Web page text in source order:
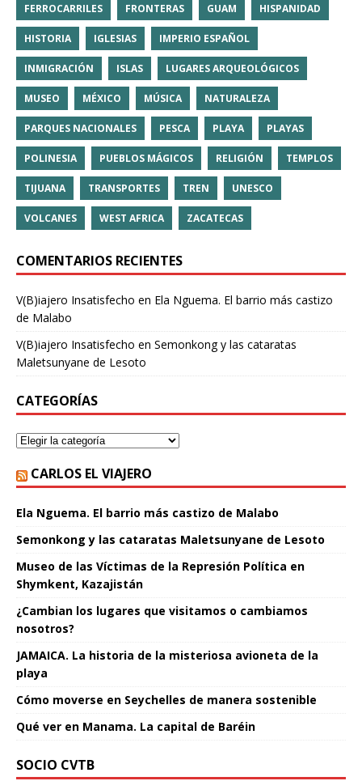
FERROCARRILES FRONTERAS GUAM HISPANIDAD
HISTORIA IGLESIAS IMPERIO ESPAÑOL
INMIGRACIÓN ISLAS LUGARES ARQUEOLÓGICOS
MUSEO MÉXICO MÚSICA NATURALEZA
PARQUES NACIONALES PESCA PLAYA PLAYAS
POLINESIA PUEBLOS MÁGICOS RELIGIÓN TEMPLOS
TIJUANA TRANSPORTES TREN UNESCO
VOLCANES WEST AFRICA ZACATECAS
COMENTARIOS RECIENTES
V(B)iajero Insatisfecho en Ela Nguema. El barrio más castizo
de Malabo
V(B)iajero Insatisfecho en Semonkong y las cataratas
Maletsunyane de Lesoto
CATEGORÍAS
CARLOS EL VIAJERO
Ela Nguema. El barrio más castizo de Malabo
Semonkong y las cataratas Maletsunyane de Lesoto
Museo de las Víctimas de la Represión Política en
Shymkent, Kazajistán
¿Cambian los lugares que visitamos o cambiamos
nosotros?
JAMAICA. La historia de la misteriosa avioneta de la
playa
Cómo moverse en Seychelles de manera sostenible
Qué ver en Manama. La capital de Baréin
SOCIO CVTB